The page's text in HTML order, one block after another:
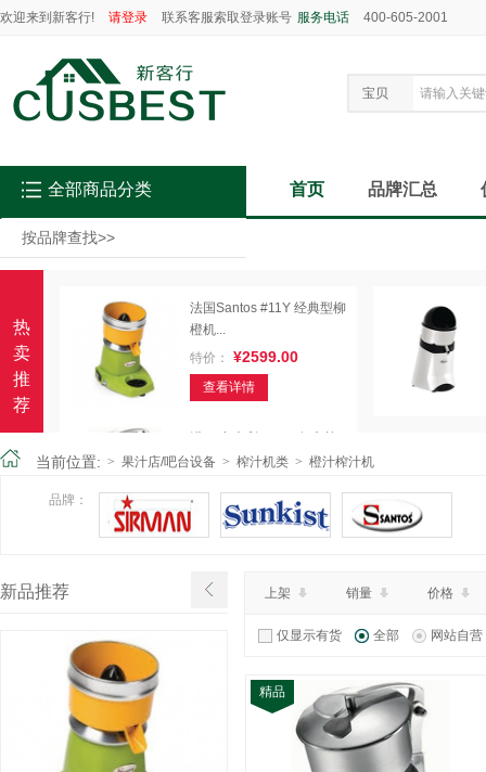
欢迎来到新客行! 请登录 联系客服索取登录账号 服务电话 400-605-2001
宝贝
按品牌查找>>
全部商品分类 首页 品牌汇总
热
卖
推
荐
法国Santos #11Y 经典型柳
橙机...
特价：
¥2599.00
查看详情
汁机APO...
查看详情
当前位置: > 果汁店/吧台设备 > 榨汁机类 > 橙汁榨汁机
品牌：
新品推荐 上架 销量 价格
仅显示有货 全部 网站自营
精品